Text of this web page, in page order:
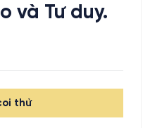
và Tư duy.
thử